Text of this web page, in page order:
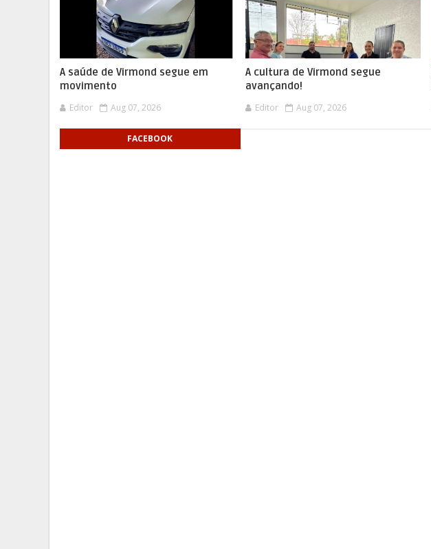
A saúde de Virmond segue em
movimento
Editor Aug 07, 2026
A cultura de Virmond segue
avançando!
Editor Aug 07, 2026
FACEBOOK